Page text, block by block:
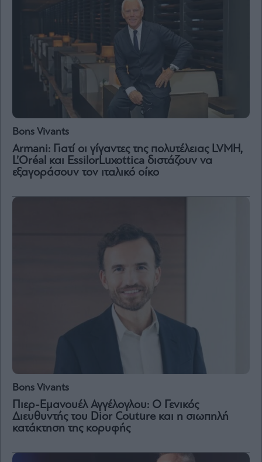
Bons Vivants
Armani: Γιατί οι γίγαντες της πολυτέλειας LVMH,
L’Oréal και EssilorLuxottica διστάζουν να
εξαγοράσουν τον ιταλικό οίκο
Bons Vivants
Πιερ-Εμανουέλ Αγγέλογλου: Ο Γενικός
Διευθυντής του Dior Couture και η σιωπηλή
κατάκτηση της κορυφής